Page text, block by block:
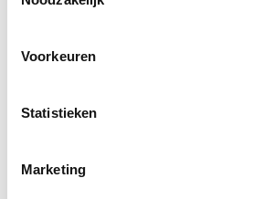
Voorkeuren
Statistieken
Marketing
Diepte
Aantal deuren (totaal)
linksdraaiend
Aantal deuren